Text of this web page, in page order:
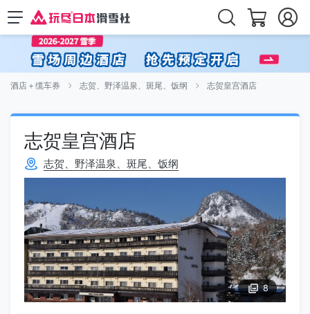
酒店＋缆车券 志贺、野泽温泉、斑尾、饭纲 志贺皇宫酒店
志贺皇宫酒店
志贺、野泽温泉、斑尾、饭纲
8